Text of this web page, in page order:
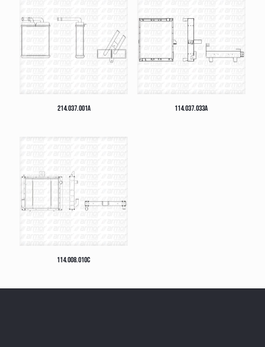
214.037.001A 114.037.033A
114.008.010C